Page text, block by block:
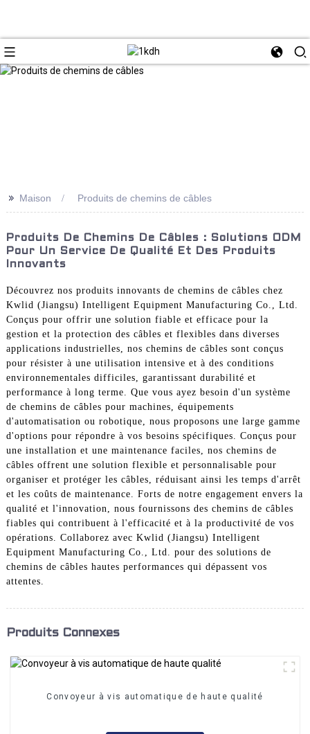
>> Maison Produits de chemins de câbles
Produits De Chemins De Câbles : Solutions ODM
Pour Un Service De Qualité Et Des Produits
Innovants
Découvrez nos produits innovants de chemins de câbles chez
Kwlid (Jiangsu) Intelligent Equipment Manufacturing Co., Ltd.
Conçus pour offrir une solution fiable et efficace pour la
gestion et la protection des câbles et flexibles dans diverses
applications industrielles, nos chemins de câbles sont conçus
pour résister à une utilisation intensive et à des conditions
environnementales difficiles, garantissant durabilité et
performance à long terme. Que vous ayez besoin d'un système
de chemins de câbles pour machines, équipements
d'automatisation ou robotique, nous proposons une large gamme
d'options pour répondre à vos besoins spécifiques. Conçus pour
une installation et une maintenance faciles, nos chemins de
câbles offrent une solution flexible et personnalisable pour
organiser et protéger les câbles, réduisant ainsi les temps d'arrêt
et les coûts de maintenance. Forts de notre engagement envers la
qualité et l'innovation, nous fournissons des chemins de câbles
fiables qui contribuent à l'efficacité et à la productivité de vos
opérations. Collaborez avec Kwlid (Jiangsu) Intelligent
Equipment Manufacturing Co., Ltd. pour des solutions de
chemins de câbles hautes performances qui dépassent vos
attentes.
Produits Connexes
Convoyeur à vis automatique de haute qualité